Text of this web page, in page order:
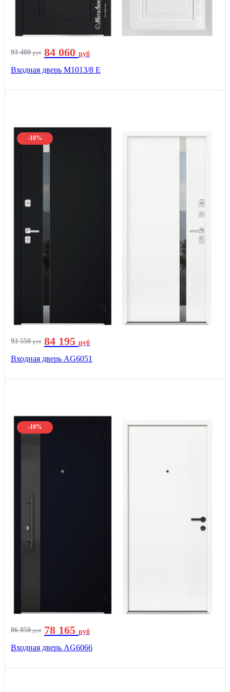
93 400руб 84 060 руб
Входная дверь М1013/8 E
-10%
93 550руб 84 195 руб
Входная дверь AG6051
-10%
86 850руб 78 165 руб
Входная дверь AG6066